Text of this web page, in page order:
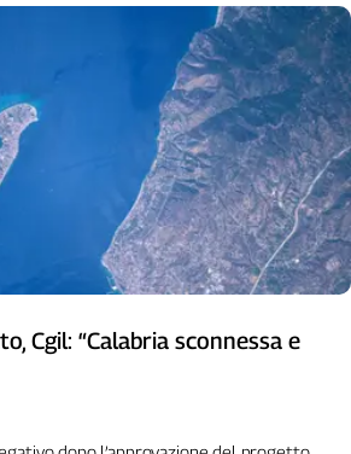
Cgil: “Calabria sconnessa e